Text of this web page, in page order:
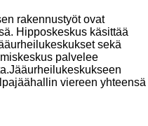
rakennustyöt ovat
Hipposkeskus käsittää
sekä
palvelee
viereen yhteensä